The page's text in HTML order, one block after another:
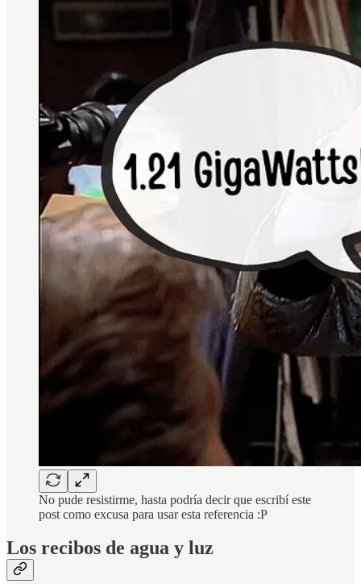
No pude resistirme, hasta podría decir que escribí este
post como excusa para usar esta referencia :P
Los recibos de agua y luz